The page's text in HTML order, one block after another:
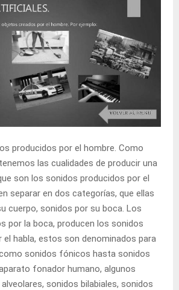
producidos por el hombre. Como
las cualidades de producir una
son los sonidos producidos por el
separar en dos categorías, que ellas
cuerpo, sonidos por su boca. Los
por la boca, producen los sonidos
el habla, estos son denominados para
sonidos fónicos hasta sonidos
fonador humano, algunos
sonidos bilabiales, sonidos